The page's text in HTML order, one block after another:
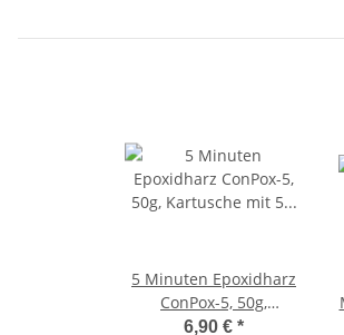
5 Minuten Epoxidharz
ConPox-5, 50g,
Kartusche mit 5
6,90 € *